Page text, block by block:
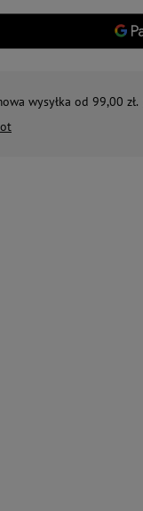
wysyłka od 99,00 zł.